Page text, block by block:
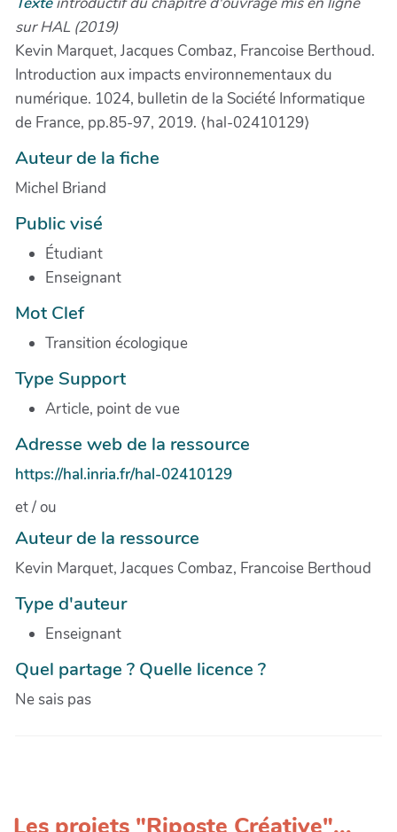
sur HAL (2019)
Kevin Marquet, Jacques Combaz, Francoise Berthoud.
Introduction aux impacts environnementaux du
numérique. 1024, bulletin de la Société Informatique
de France, pp.85-97, 2019. ⟨hal-02410129⟩
Auteur de la fiche
Michel Briand
Public visé
Étudiant
Enseignant
Mot Clef
Transition écologique
Type Support
Article, point de vue
Adresse web de la ressource
https://hal.inria.fr/hal-02410129
et / ou
Auteur de la ressource
Kevin Marquet, Jacques Combaz, Francoise Berthoud
Type d'auteur
Enseignant
Quel partage ? Quelle licence ?
Ne sais pas